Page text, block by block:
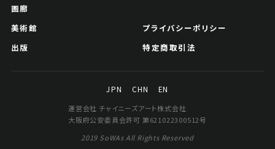
王師子 金文十二言聯
Jo's Auction
画廊
美術館
出版
プライバシーポリシー
特定商取引法
JPN CHN
EN
運営会社 チャイニーズアート株式会社
大阪府公安委員会許可 第621022300512号
2019 SoWAs All Rights Reserved